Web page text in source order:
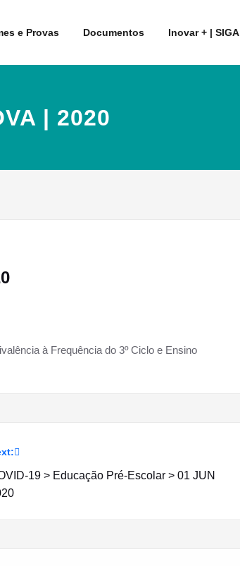
e Provas Documentos Inovar + | SIGA
| 2020
à Frequência do 3º Ciclo e Ensino
19 > Educação Pré-Escolar > 01 JUN